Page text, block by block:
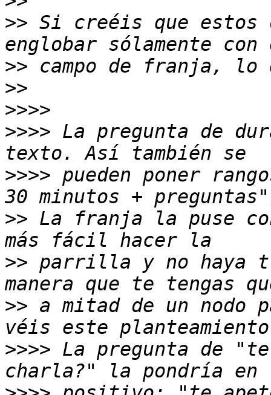
>> Si creéis que estos
>>
>>
>>>>
>>>> La pregunta de
>>>> pueden poner
>> La franja la puse
>> parrilla y no haya
>> a mitad de un nodo
>>>> La pregunta de